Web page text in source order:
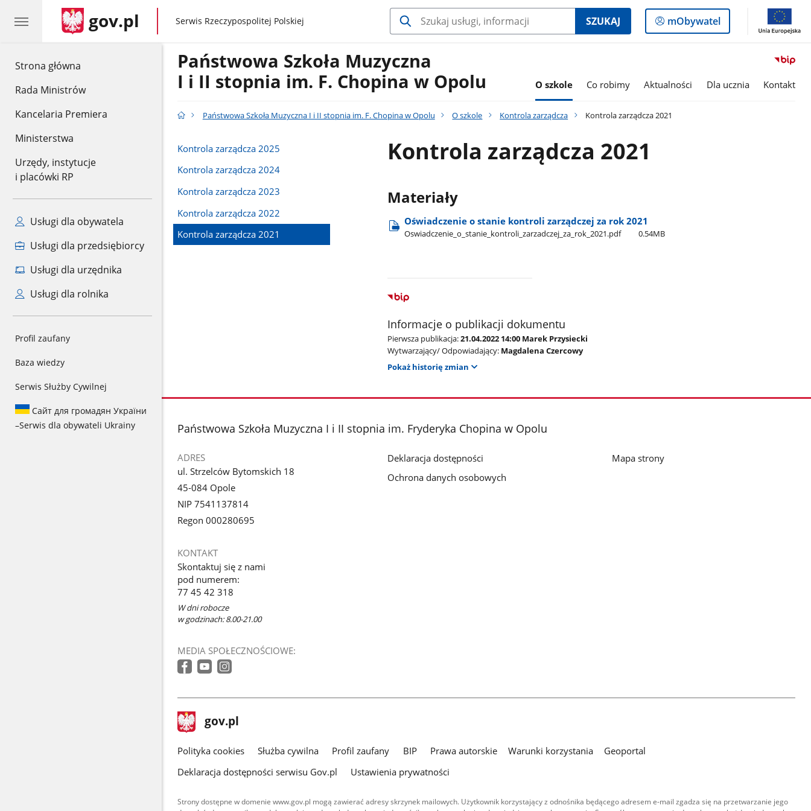
Strona główna
Rada Ministrów
Kancelaria Premiera
Ministerstwa
Urzędy, instytucje
i placówki RP
Usługi dla obywatela
Usługi dla przedsiębiorcy
Usługi dla urzędnika
Usługi dla rolnika
Profil zaufany
Baza wiedzy
Serwis Służby Cywilnej
Сайт для громадян України
–Serwis dla obywateli Ukrainy
gov.pl gov.pl
Serwis Rzeczypospolitej Polskiej SZUKAJ
Logowanie
do
mObywatel
Państwowa Szkoła Muzyczna
I i II stopnia im. F. Chopina w Opolu
O szkole Co robimy Aktualności Dla ucznia Kontakt
Państwowa Szkoła Muzyczna I i II stopnia im. F. Chopina w Opolu O szkole Kontrola zarządcza Kontrola zarządcza 2021
Kontrola zarządcza 2025
Kontrola zarządcza 2024
Kontrola zarządcza 2023
Kontrola zarządcza 2022
Kontrola zarządcza 2021
Kontrola zarządcza 2021
Materiały
Oświadczenie o stanie kontroli zarządczej za rok 2021
Oswiadczenie​_o​_stanie​_kontroli​_zarzadczej​_za​_rok​_2021.pdf 0.54MB
Informacje o publikacji dokumentu
Pierwsza publikacja:21.04.2022 14:00 Marek Przysiecki
Wytwarzający/ Odpowiadający: Magdalena Czercowy
Pokaż historię zmian
stopka
Państwowa Szkoła Muzyczna I i II stopnia im. Fryderyka Chopina w Opolu
ADRES
ul. Strzelców Bytomskich 18
45-084 Opole
NIP 7541137814
Regon 000280695
KONTAKT
Skontaktuj się z nami
pod numerem:
77 45 42 318
W dni robocze
w godzinach: 8.00-21.00
MEDIA SPOŁECZNOŚCIOWE:
Deklaracja dostępności
Ochrona danych osobowych
Mapa strony
stopka
gov.pl Strona
gov.pl
gov.pl
Polityka cookies Służba cywilna Profil zaufany BIP Prawa autorskie Warunki korzystania
Geoportal
Deklaracja dostępności serwisu Gov.pl
Ustawienia prywatności
Strony dostępne w domenie www.gov.pl mogą zawierać adresy skrzynek mailowych. Użytkownik korzystający z odnośnika będącego adresem e-mail zgadza się na przetwarzanie jego